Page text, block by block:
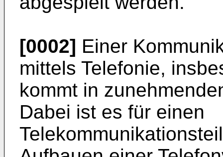
[0002] Einer
mittels Telefonie,
kommt in
Dabei ist es für einen